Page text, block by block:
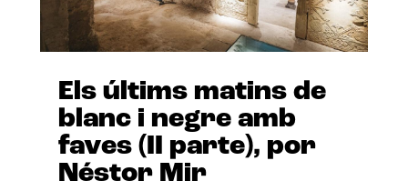
Els últims matins de
blanc i negre amb
faves (II parte), por
Néstor Mir